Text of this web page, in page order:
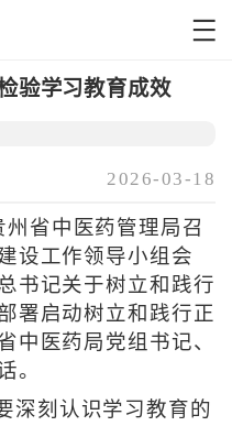
验学习教育成效
2026-03-18
省中医药管理局召
设工作领导小组会
书记关于树立和践行
署启动树立和践行正
中医药局党组书记、
。
深刻认识学习教育的